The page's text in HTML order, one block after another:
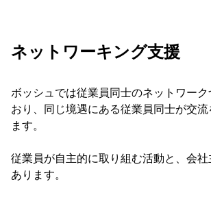
ネットワーキング支援
ボッシュでは従業員同士のネットワー
おり、同じ境遇にある従業員同士が交
ます。
従業員が自主的に取り組む活動と、会
あります。